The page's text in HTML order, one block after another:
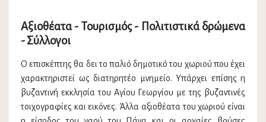
Αξιοθέατα - Τουρισμός - Πολιτιστικά δρώμενα
- Σύλλογοι
Ο επισκέπτης θα δει το παλιό δημοτικό του χωριού που έχει
χαρακτηριστεί ως διατηρητέο μνημείο. Υπάρχει επίσης η
βυζαντινή εκκλησία του Αγίου Γεωργίου με της βυζαντινές
τοιχογραφίες και εικόνες. Άλλα αξιοθέατα του χωριού είναι